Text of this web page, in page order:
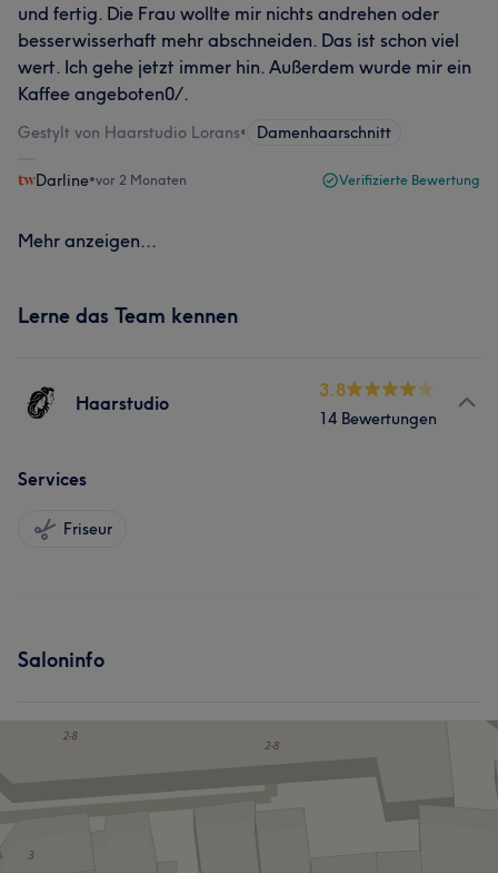
und fertig. Die Frau wollte mir nichts andrehen oder
besserwisserhaft mehr abschneiden. Das ist schon viel
wert. Ich gehe jetzt immer hin. Außerdem wurde mir ein
Kaffee angeboten0/.
Gestylt von Haarstudio Lorans• Damenhaarschnitt
Darline•vor 2 Monaten Verifizierte Bewertung
Mehr anzeigen...
Lerne das Team kennen
Haarstudio
3.8
14 Bewertungen
Services
Friseur
Saloninfo